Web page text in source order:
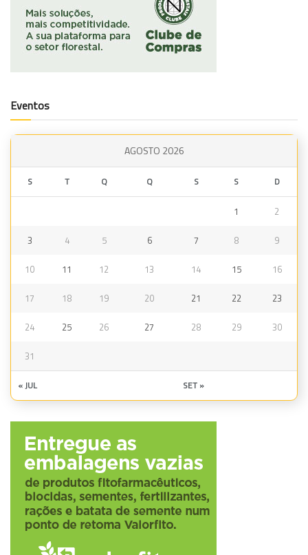
Eventos
AGOSTO 2026
S T Q Q S S D
1 2
3 4 5 6 7 8 9
10 11 12 13 14 15 16
17 18 19 20 21 22 23
24 25 26 27 28 29 30
31
« JUL SET »